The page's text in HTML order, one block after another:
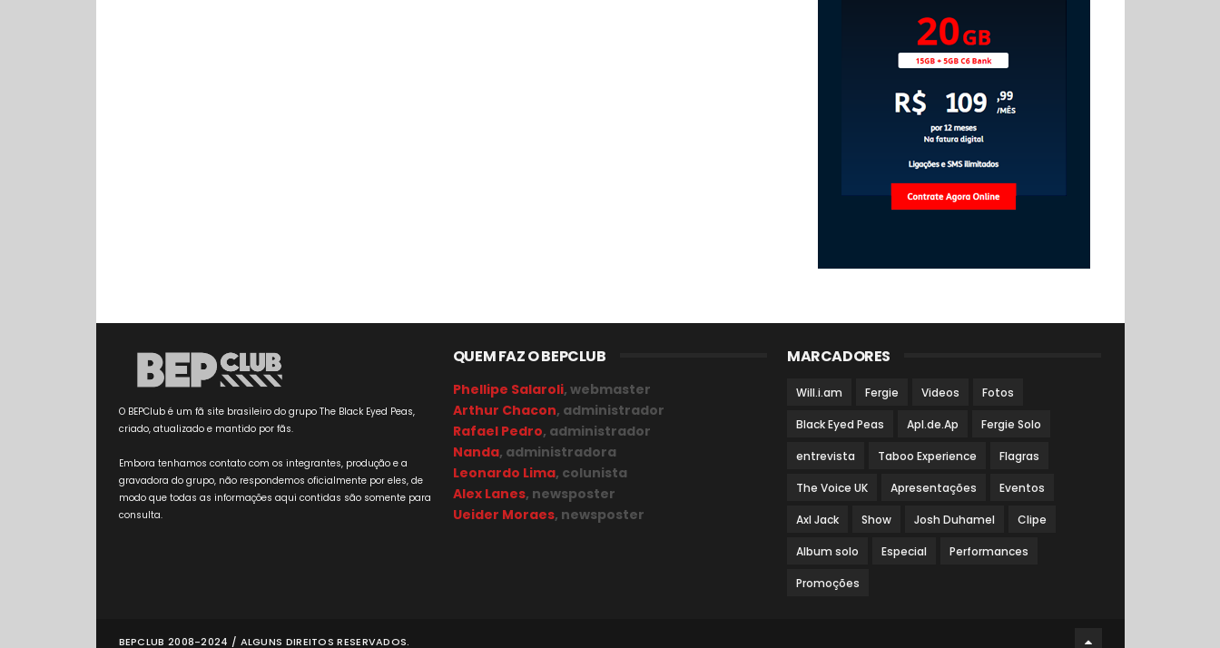
O BEPClub é um fã site brasileiro do grupo The Black Eyed Peas,
criado, atualizado e mantido por fãs.
Embora tenhamos contato com os integrantes, produção e a
gravadora do grupo, não respondemos oficialmente por eles, de
modo que todas as informações aqui contidas são somente para
consulta.
QUEM FAZ O BEPCLUB
Phellipe Salaroli, webmaster
Arthur Chacon, administrador
Rafael Pedro, administrador
Nanda, administradora
Leonardo Lima, colunista
Alex Lanes, newsposter
Ueider Moraes, newsposter
MARCADORES
Will.i.am Fergie Videos Fotos
Black Eyed Peas Apl.de.Ap Fergie Solo
entrevista Taboo Experience Flagras
The Voice UK Apresentações Eventos
Axl Jack Show Josh Duhamel Clipe
Album solo Especial Performances
Promoções
BEPCLUB 2008-2024 / ALGUNS DIREITOS RESERVADOS.